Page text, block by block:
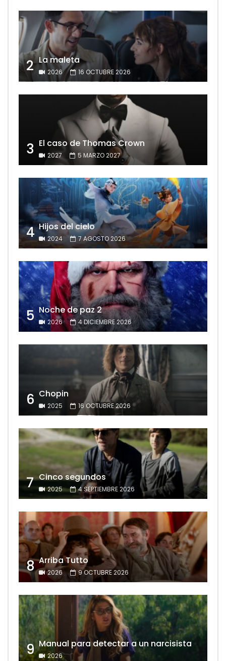
2 La maleta
2026 16 OCTUBRE 2026
3 El caso de Thomas Crown
2027 5 MARZO 2027
4 Hijos del cielo
2024 7 AGOSTO 2026
5 Noche de paz 2
2026 4 DICIEMBRE 2026
6 Chopin
2025 16 OCTUBRE 2026
7 Cinco segundos
2025 4 SEPTIEMBRE 2026
8 Arriba Tutto
2026 9 OCTUBRE 2026
9 Manual para detectar a un narcisista
2026